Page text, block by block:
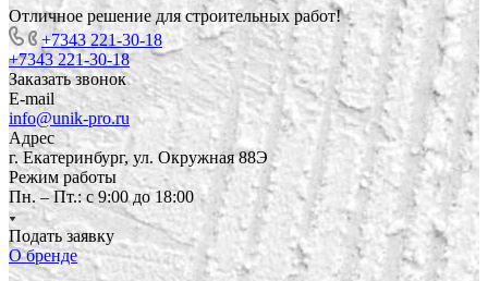
Отличное решение для строительных работ!
+7343 221-30-18
+7343 221-30-18
Заказать звонок
E-mail
info@unik-pro.ru
Адрес
г. Екатеринбург, ул. Окружная 88Э
Режим работы
Пн. – Пт.: с 9:00 до 18:00
Подать заявку
О бренде